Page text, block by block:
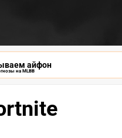
айфон
на MLBB